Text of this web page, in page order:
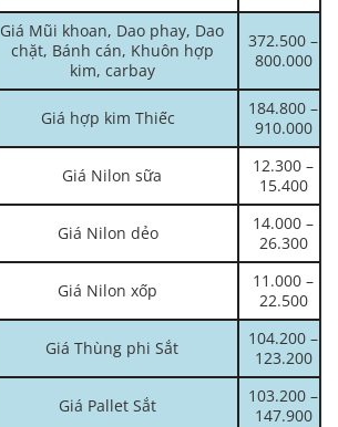
Giá Mũi khoan, Dao phay, Dao
chặt, Bánh cán, Khuôn hợp
kim, carbay
372.500 –
800.000
Giá hợp kim Thiếc
184.800 –
910.000
Giá Nilon sữa
12.300 –
15.400
Giá Nilon dẻo
14.000 –
26.300
Giá Nilon xốp
11.000 –
22.500
Giá Thùng phi Sắt
104.200 –
123.200
Giá Pallet Sắt
103.200 –
147.900